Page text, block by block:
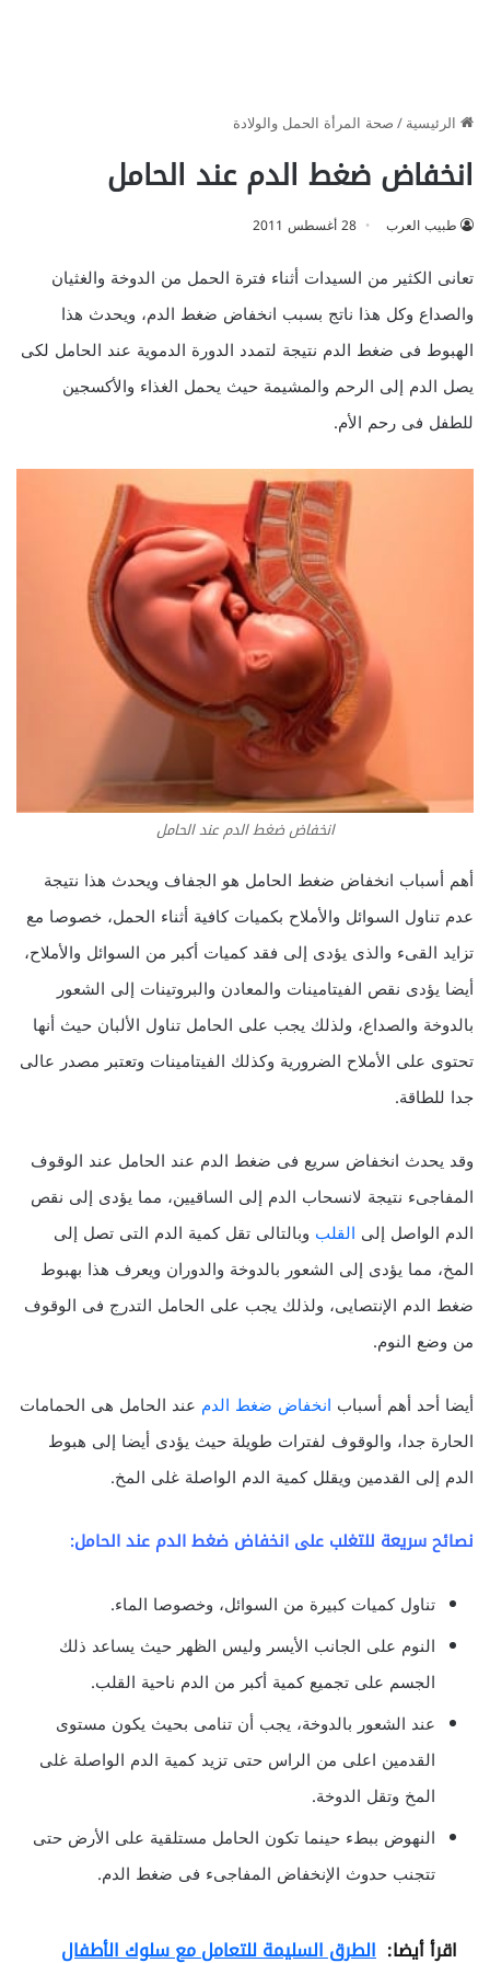
الرئيسية/صحة المرأة الحمل والولادة
انخفاض ضغط الدم عند الحامل
طبيب العرب 28 أغسطس 2011
تعانى الكثير من السيدات أثناء فترة الحمل من الدوخة والغثيان
والصداع وكل هذا ناتج بسبب انخفاض ضغط الدم، ويحدث هذا
الهبوط فى ضغط الدم نتيجة لتمدد الدورة الدموية عند الحامل لكى
يصل الدم إلى الرحم والمشيمة حيث يحمل الغذاء والأكسجين
للطفل فى رحم الأم.
انخفاض ضغط الدم عند الحامل
أهم أسباب انخفاض ضغط الحامل هو الجفاف ويحدث هذا نتيجة
عدم تناول السوائل والأملاح بكميات كافية أثناء الحمل، خصوصا مع
تزايد القىء والذى يؤدى إلى فقد كميات أكبر من السوائل والأملاح،
أيضا يؤدى نقص الفيتامينات والمعادن والبروتينات إلى الشعور
بالدوخة والصداع، ولذلك يجب على الحامل تناول الألبان حيث أنها
تحتوى على الأملاح الضرورية وكذلك الفيتامينات وتعتبر مصدر عالى
جدا للطاقة.
وقد يحدث انخفاض سريع فى ضغط الدم عند الحامل عند الوقوف
المفاجىء نتيجة لانسحاب الدم إلى الساقيين، مما يؤدى إلى نقص
الدم الواصل إلى القلب وبالتالى تقل كمية الدم التى تصل إلى
المخ، مما يؤدى إلى الشعور بالدوخة والدوران ويعرف هذا بهبوط
ضغط الدم الإنتصايى، ولذلك يجب على الحامل التدرج فى الوقوف
من وضع النوم.
أيضا أحد أهم أسباب انخفاض ضغط الدم عند الحامل هى الحمامات
الحارة جدا، والوقوف لفترات طويلة حيث يؤدى أيضا إلى هبوط
الدم إلى القدمين ويقلل كمية الدم الواصلة غلى المخ.
نصائح سريعة للتغلب على انخفاض ضغط الدم عند الحامل:
تناول كميات كبيرة من السوائل، وخصوصا الماء.
النوم على الجانب الأيسر وليس الظهر حيث يساعد ذلك
الجسم على تجميع كمية أكبر من الدم ناحية القلب.
عند الشعور بالدوخة، يجب أن تنامى بحيث يكون مستوى
القدمين اعلى من الراس حتى تزيد كمية الدم الواصلة غلى
المخ وتقل الدوخة.
النهوض ببطء حينما تكون الحامل مستلقية على الأرض حتى
تتجنب حدوث الإنخفاض المفاجىء فى ضغط الدم.
اقرأ أيضا: الطرق السليمة للتعامل مع سلوك الأطفال